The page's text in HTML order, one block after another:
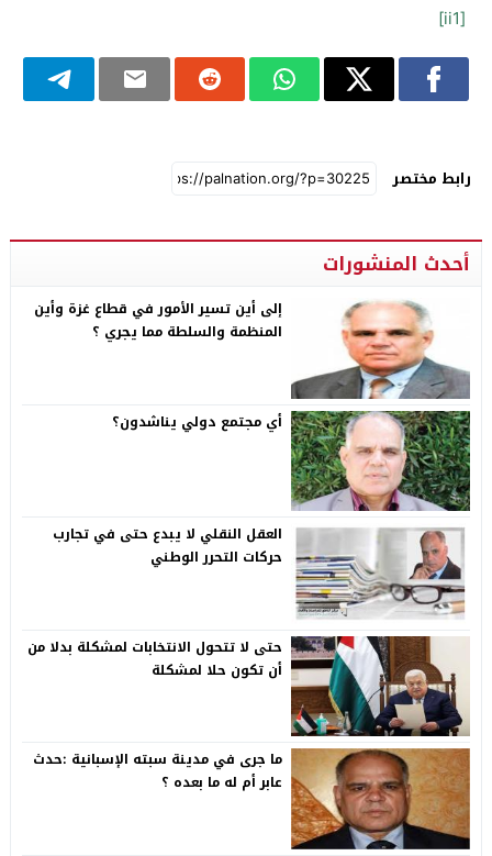
[ii1]
رابط مختصر
أحدث المنشورات
إلى أين تسير الأمور في قطاع غزة وأين
المنظمة والسلطة مما يجري ؟
أي مجتمع دولي يناشدون؟
العقل النقلي لا يبدع حتى في تجارب
حركات التحرر الوطني
حتى لا تتحول الانتخابات لمشكلة بدلا من
أن تكون حلا لمشكلة
ما جرى في مدينة سبته الإسبانية :حدث
عابر أم له ما بعده ؟